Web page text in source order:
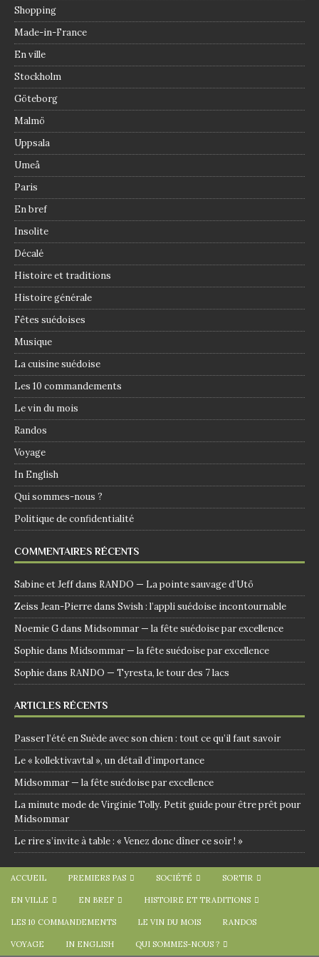
Shopping
Made-in-France
En ville
Stockholm
Göteborg
Malmö
Uppsala
Umeå
Paris
En bref
Insolite
Décalé
Histoire et traditions
Histoire générale
Fêtes suédoises
Musique
La cuisine suédoise
Les 10 commandements
Le vin du mois
Randos
Voyage
In English
Qui sommes-nous ?
Politique de confidentialité
COMMENTAIRES RÉCENTS
Sabine et Jeffdans RANDO — La pointe sauvage d’Utö
Zeiss Jean-Pierredans Swish : l’appli suédoise incontournable
Noemie Gdans Midsommar — la fête suédoise par excellence
Sophiedans Midsommar — la fête suédoise par excellence
Sophiedans RANDO — Tyresta, le tour des 7 lacs
ARTICLES RÉCENTS
Passer l’été en Suède avec son chien : tout ce qu’il faut savoir
Le « kollektivavtal », un détail d’importance
Midsommar — la fête suédoise par excellence
La minute mode de Virginie Tolly. Petit guide pour être prêt pour
Midsommar
Le rire s’invite à table : « Venez donc dîner ce soir ! »
ACCUEIL PREMIERS PAS SOCIÉTÉ SORTIR
EN VILLE EN BREF HISTOIRE ET TRADITIONS
LES 10 COMMANDEMENTS LE VIN DU MOIS RANDOS
VOYAGE IN ENGLISH QUI SOMMES-NOUS ?